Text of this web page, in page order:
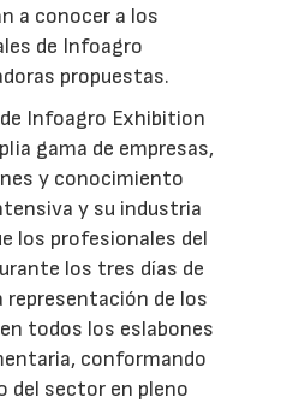
a conocer a los
de Infoagro
propuestas.
Infoagro Exhibition
gama de empresas,
y conocimiento
y su industria
los profesionales del
los tres días de
representación de los
todos los eslabones
conformando
del sector en pleno